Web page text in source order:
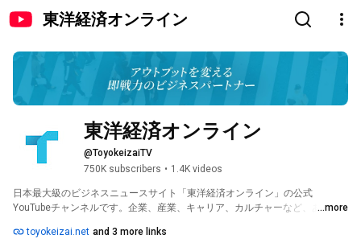
東洋経済オンライン
東洋経済オンライン
@ToyokeizaiTV
750K subscribers • 1.4K videos
日本最大級のビジネスニュースサイト「東洋経済オンライン」の公式
YouTubeチャンネルです。企業、産業、キャリア、カルチャーなど、あらゆ
...more
toyokeizai.net and 3 more links